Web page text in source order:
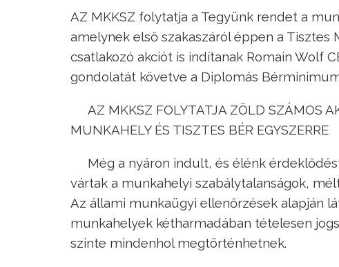
AZ MKKSZ folytatja a Tegyünk rendet a
amelynek első szakaszáról éppen a
csatlakozó akciót is indítanak Romain Wolf
gondolatát követve a Diplomás
AZ MKKSZ FOLYTATJA ZÖLD SZÁMOS
MUNKAHELY ÉS TISZTES BÉR EGYSZERRE
Még a nyáron indult, és élénk
vártak a munkahelyi szabálytalanságok,
Az állami munkaügyi ellenőrzések alapján
munkahelyek kétharmadában tételesen
szinte mindenhol megtörténhetnek.